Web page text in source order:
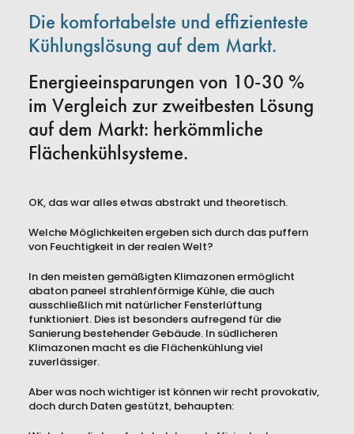
Die komfortabelste und effizienteste
Kühlungslösung auf dem Markt.
Energieeinsparungen von 10-30 %
im Vergleich zur zweitbesten Lösung
auf dem Markt: herkömmliche
Flächenkühlsysteme.
OK, das war alles etwas abstrakt und theoretisch.
Welche Möglichkeiten ergeben sich durch das puffern
von Feuchtigkeit in der realen Welt?
In den meisten gemäßigten Klimazonen ermöglicht
abaton paneel strahlenförmige Kühle, die auch
ausschließlich mit natürlicher Fensterlüftung
funktioniert. Dies ist besonders aufregend für die
Sanierung bestehender Gebäude. In südlicheren
Klimazonen macht es die Flächenkühlung viel
zuverlässiger.
Aber was noch wichtiger ist können wir recht provokativ,
doch durch Daten gestützt, behaupten: